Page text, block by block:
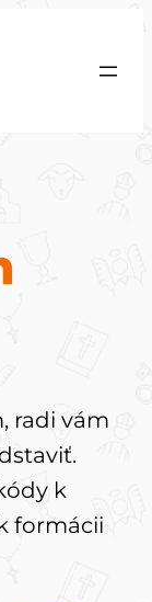
radi vám
k
formácii